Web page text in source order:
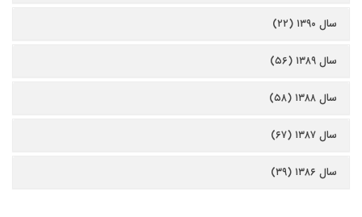
سال ۱۳۹۰ (۲۲)
سال ۱۳۸۹ (۵۶)
سال ۱۳۸۸ (۵۸)
سال ۱۳۸۷ (۶۷)
سال ۱۳۸۶ (۳۹)